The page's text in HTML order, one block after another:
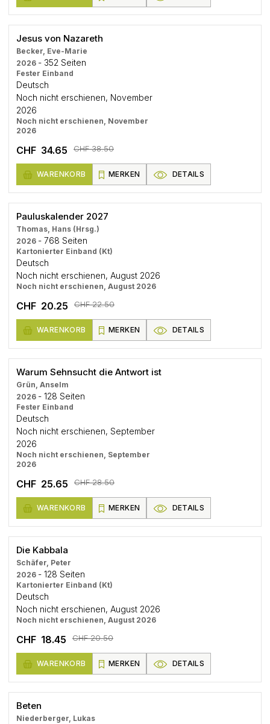
Jesus von Nazareth
Becker, Eve-Marie
2026 - 352 Seiten
Fester Einband
Deutsch
Noch nicht erschienen, November
2026
Noch nicht erschienen, November
2026
CHF 34.65 CHF 38.50
WARENKORB MERKEN DETAILS
Pauluskalender 2027
Thomas, Hans (Hrsg.)
2026 - 768 Seiten
Kartonierter Einband (Kt)
Deutsch
Noch nicht erschienen, August 2026
Noch nicht erschienen, August 2026
CHF 20.25 CHF 22.50
WARENKORB MERKEN DETAILS
Warum Sehnsucht die Antwort ist
Grün, Anselm
2026 - 128 Seiten
Fester Einband
Deutsch
Noch nicht erschienen, September
2026
Noch nicht erschienen, September
2026
CHF 25.65 CHF 28.50
WARENKORB MERKEN DETAILS
Die Kabbala
Schäfer, Peter
2026 - 128 Seiten
Kartonierter Einband (Kt)
Deutsch
Noch nicht erschienen, August 2026
Noch nicht erschienen, August 2026
CHF 18.45 CHF 20.50
WARENKORB MERKEN DETAILS
Beten
Niederberger, Lukas